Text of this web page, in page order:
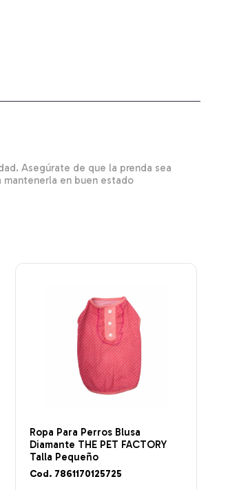
Asegúrate de que la prenda sea
en buen estado
Ropa Para Perros Blusa
Diamante THE PET FACTORY
Talla Pequeño
Cod. 7861170125725